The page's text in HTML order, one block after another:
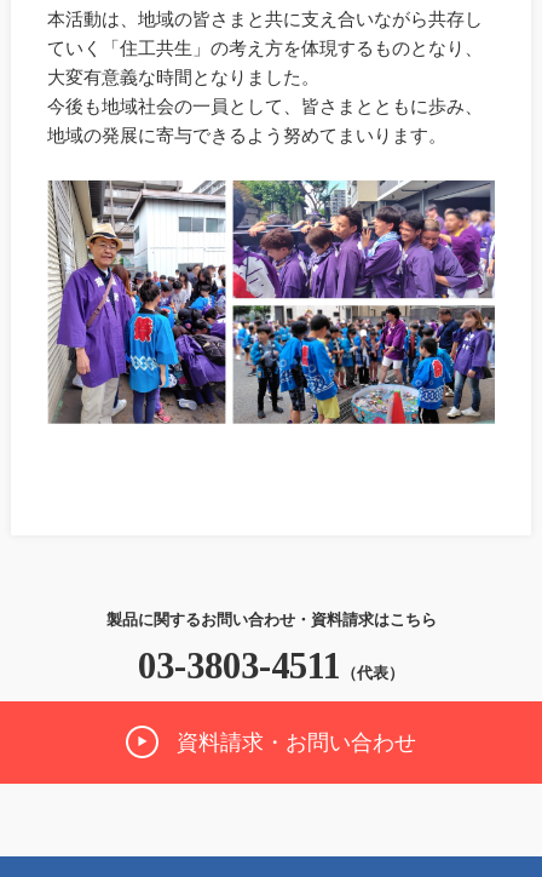
本活動は、地域の皆さまと共に支え合いながら共存し
ていく「住工共生」の考え方を体現するものとなり、
大変有意義な時間となりました。
今後も地域社会の一員として、皆さまとともに歩み、
地域の発展に寄与できるよう努めてまいります。
製品に関するお問い合わせ・資料請求はこちら
03-3803-4511 （代表）
資料請求・お問い合わせ